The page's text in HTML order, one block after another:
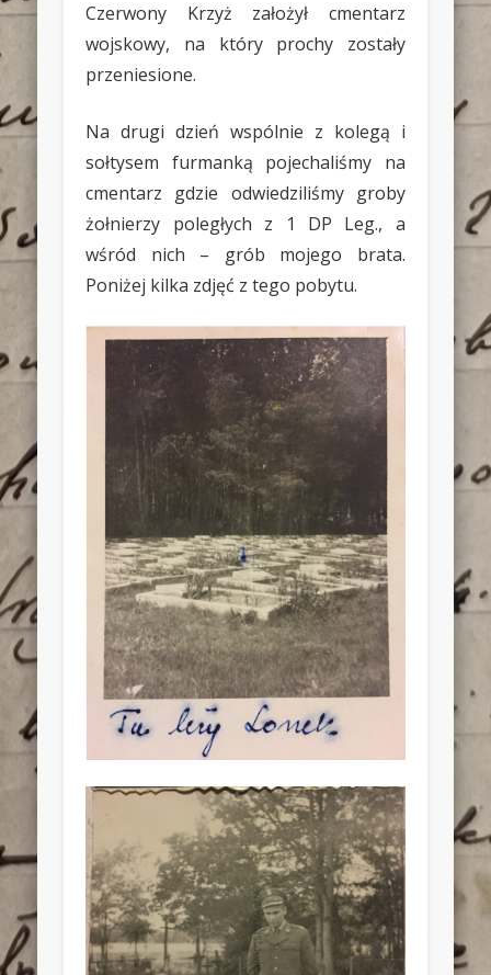
Czerwony Krzyż założył cmentarz
wojskowy, na który prochy zostały
przeniesione.
Na drugi dzień wspólnie z kolegą i
sołtysem furmanką pojechaliśmy na
cmentarz gdzie odwiedziliśmy groby
żołnierzy poległych z 1 DP Leg., a
wśród nich – grób mojego brata.
Poniżej kilka zdjęć z tego pobytu.